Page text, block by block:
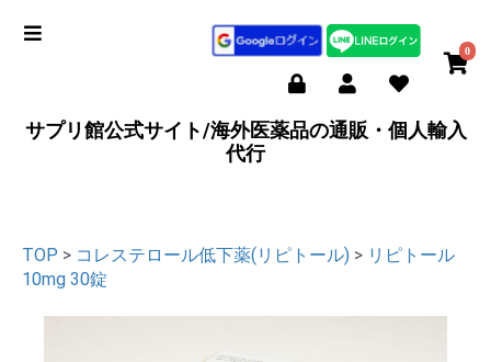
0
サプリ館公式サイト/海外医薬品の通販・個人輸入
代行
TOP > コレステロール低下薬(リピトール) > リピトール
10mg 30錠